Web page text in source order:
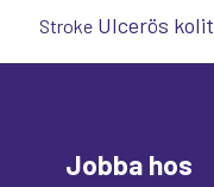
Stroke Ulcerös kolit
Jobba hos